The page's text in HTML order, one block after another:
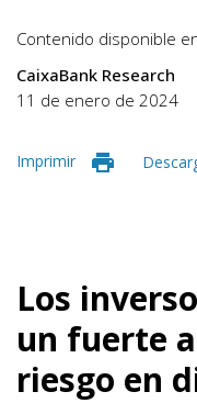
Contenido disponible
CaixaBank Research
11 de enero de 2024
Imprimir
Los
un fuerte
riesgo en